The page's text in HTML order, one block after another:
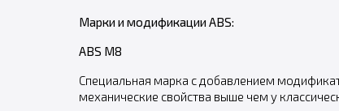
Марки и модификации ABS:
ABS M8
Специальная марка с добавлением
механические свойства выше чем у